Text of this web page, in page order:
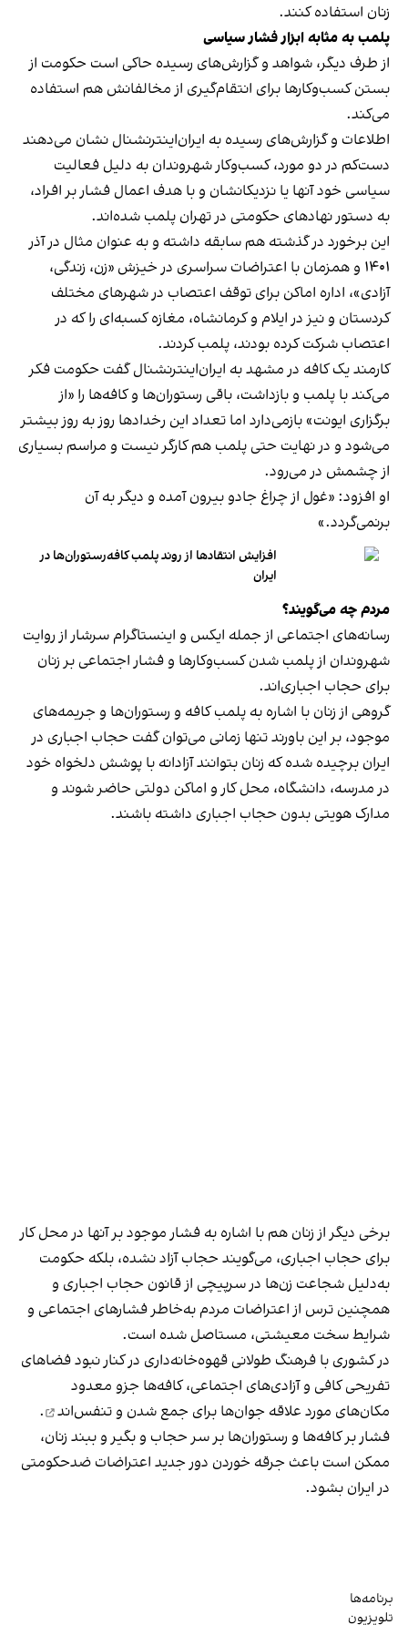
زنان استفاده کنند.
پلمب به مثابه ابزار فشار سیاسی
از طرف دیگر، شواهد و گزارش‌های رسیده حاکی است حکومت از
بستن کسب‌وکارها برای انتقام‌گیری از مخالفانش هم استفاده
می‌کند.
اطلاعات و گزارش‌های رسیده به ایران‌اینترنشنال نشان می‌دهند
دست‌کم در دو مورد، کسب‌وکار شهروندان به دلیل فعالیت
سیاسی خود آنها یا نزدیکانشان و با هدف اعمال فشار بر افراد،
به دستور نهادهای حکومتی در تهران پلمب شده‌اند.
این برخورد در گذشته هم سابقه داشته و به عنوان مثال در آذر
۱۴۰۱ و همزمان با اعتراضات سراسری در خیزش «زن، زندگی،
آزادی»، اداره اماکن برای توقف اعتصاب در شهرهای مختلف
کردستان و نیز در ایلام و کرمانشاه، مغازه کسبه‌ای را که در
اعتصاب شرکت کرده بودند، پلمب کردند.
کارمند یک کافه در مشهد به ایران‌اینترنشنال گفت حکومت فکر
می‌کند با پلمب و بازداشت، باقی رستوران‌ها و کافه‌ها را «از
برگزاری ایونت» بازمی‌دارد اما تعداد این رخدادها روز به روز بیشتر
می‌شود و در نهایت حتی پلمب هم کارگر نیست و مراسم بسیاری
از چشمش در می‌رود.
او افزود: «غول از چراغ جادو بیرون آمده و دیگر به آن
برنمی‎‌گردد.»
افزایش انتقادها از روند پلمب کافه‌رستوران‌ها در
ایران
مردم چه می‌گویند؟
رسانه‎‌های اجتماعی از جمله ایکس و اینستاگرام سرشار از روایت
شهروندان از پلمب شدن کسب‌وکارها و فشار اجتماعی بر زنان
برای حجاب اجباری‌اند.
گروهی از زنان با اشاره به پلمب کافه و رستوران‌ها و جریمه‌های
موجود، بر این باورند تنها زمانی می‌توان گفت حجاب اجباری در
ایران برچیده شده که زنان بتوانند آزادانه با پوشش دلخواه خود
در مدرسه، دانشگاه، محل کار و اماکن دولتی حاضر شوند و
مدارک هویتی بدون حجاب اجباری داشته باشند.
برخی دیگر از زنان هم با اشاره به فشار موجود بر آنها در محل کار
برای حجاب اجباری، می‌گویند حجاب آزاد نشده، بلکه حکومت
به‌دلیل شجاعت زن‌ها در سرپیچی از قانون حجاب اجباری و
همچنین ترس از اعتراضات مردم به‌خاطر فشارهای اجتماعی و
شرایط سخت معیشتی، مستاصل شده است.
در کشوری با فرهنگ طولانی قهوه‌‌خانه‌داری در کنار نبود فضاهای
تفریحی کافی و آزادی‌های اجتماعی، کافه‌ها جزو معدود
مکان‌های مورد علاقه جوان‌ها برای جمع شدن و تنفس‌اند
.
فشار بر کافه‌ها و رستوران‌ها بر سر حجاب و بگیر و ببند زنان،
ممکن است باعث جرقه خوردن دور جدید اعتراضات ضدحکومتی
در ایران بشود.
برنامه‌ها
تلویزیون